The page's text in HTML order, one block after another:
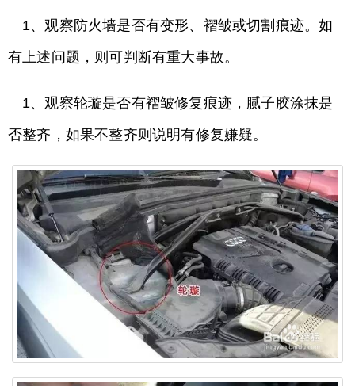
1、观察防火墙是否有变形、褶皱或切割痕迹。如
有上述问题，则可判断有重大事故。
1、观察轮璇是否有褶皱修复痕迹，腻子胶涂抹是
否整齐，如果不整齐则说明有修复嫌疑。